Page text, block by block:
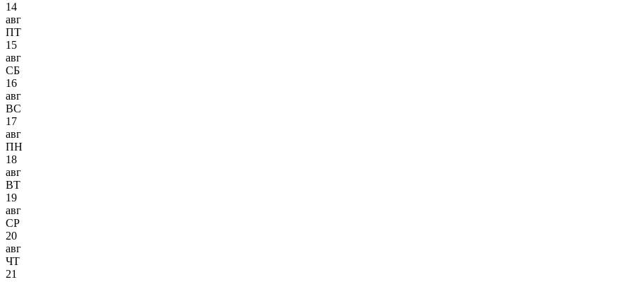
14
авг
ПТ
15
авг
СБ
16
авг
ВС
17
авг
ПН
18
авг
ВТ
19
авг
СР
20
авг
ЧТ
21